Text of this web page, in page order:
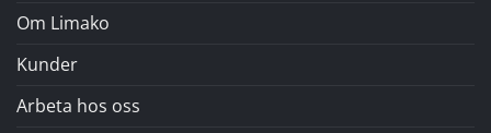
Om Limako
Kunder
Arbeta hos oss